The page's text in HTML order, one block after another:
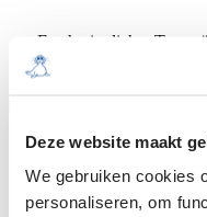
Deze website maakt
We gebruiken cookies
personaliseren, om
Erschwinglicher
Inselhüpf-